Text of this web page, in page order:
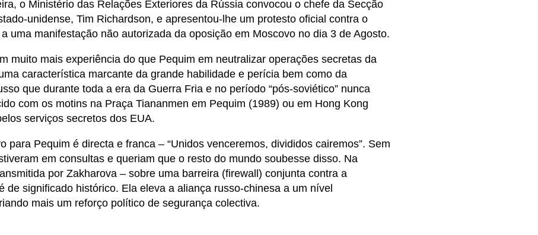
o Ministério das Relações Exteriores da Rússia convocou o chefe da Secção
unidense, Tim Richardson, e apresentou-lhe um protesto oficial contra o
uma manifestação não autorizada da oposição em Moscovo no dia 3 de Agosto.
muito mais experiência do que Pequim em neutralizar operações secretas da
característica marcante da grande habilidade e perícia bem como da
que durante toda a era da Guerra Fria e no período “pós-soviético” nunca
com os motins na Praça Tiananmen em Pequim (1989) ou em Hong Kong
serviços secretos dos EUA.
para Pequim é directa e franca – “Unidos venceremos, divididos cairemos”. Sem
em consultas e queriam que o resto do mundo soubesse disso. Na
por Zakharova – sobre uma barreira (firewall) conjunta contra a
de significado histórico. Ela eleva a aliança russo-chinesa a um nível
mais um reforço político de segurança colectiva.